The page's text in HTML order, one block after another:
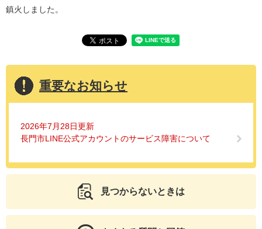
鎮火しました。
重要なお知らせ
2026年7月28日更新
長門市LINE公式アカウントのサービス障害について
見つからないときは